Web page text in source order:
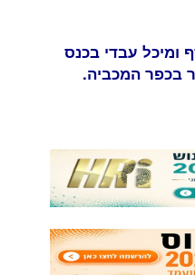
ומיכל עבדי בכנס